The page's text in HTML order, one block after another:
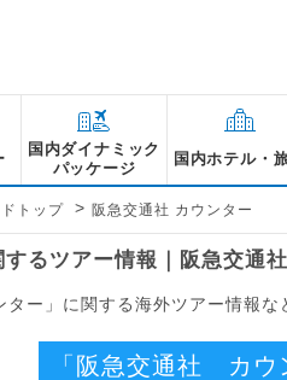
国内ダイナミック
パッケージ
国内ホテル・
トップ > 阪急交通社 カウンター
するツアー情報｜阪急交通社
ー」に関する海外ツアー情報な
「阪急交通社 カウ